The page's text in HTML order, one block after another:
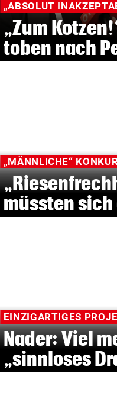
„ABSOLUT
„Zum
toben nach
„MÄNNLICHE“
müssten
EINZIGARTIGES
Nader: Viel
„sinnloses